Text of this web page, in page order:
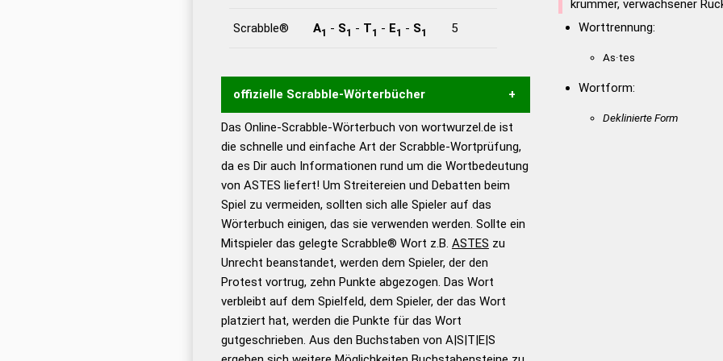
Scrabble® A1 - S1 - T1 - E1 - S1 5
offizielle Scrabble-Wörterbücher
Wortwurzel liefert mit Hilfe eines semantischen
Wortanalyse-Algorithmus gute Anhaltspunkte zu
Wortbedeutung, Worttrennung und Wortform, um die
Gültigkeit eines Wortes für das Scrabble-Spiel zu
bestimmen! zugelassene Turnier Scrabble-
Wörterbücher sind:
Duden – Standardwerk in 12
Bänden
Duden – Richtiges und gutes
Deutsch
Das Online-Scrabble-Wörterbuch von wortwurzel.de ist
die schnelle und einfache Art der Scrabble-Wortprüfung,
da es Dir auch Informationen rund um die Wortbedeutung
von ASTES liefert! Um Streitereien und Debatten beim
Spiel zu vermeiden, sollten sich alle Spieler auf das
Wörterbuch einigen, das sie verwenden werden. Sollte ein
Mitspieler das gelegte Scrabble® Wort z.B. ASTES zu
Unrecht beanstandet, werden dem Spieler, der den
Protest vortrug, zehn Punkte abgezogen. Das Wort
verbleibt auf dem Spielfeld, dem Spieler, der das Wort
platziert hat, werden die Punkte für das Wort
gutgeschrieben. Aus den Buchstaben von A|S|T|E|S
krummer, verwachsener
Worttrennung:
As·tes
Wortform:
Deklinierte Form